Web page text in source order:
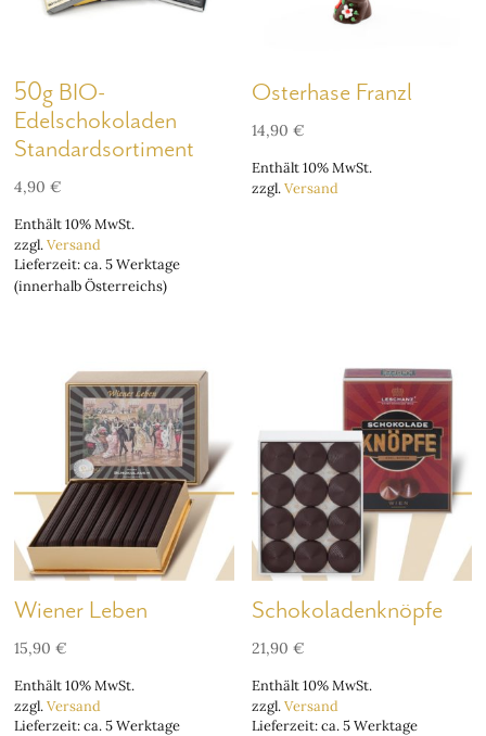
50g BIO-
Edelschokoladen
Standardsortiment
4,90€
Enthält 10% MwSt.
zzgl.Versand
Lieferzeit: ca. 5 Werktage
(innerhalb Österreichs)
Osterhase Franzl
14,90€
Enthält 10% MwSt.
zzgl.Versand
Wiener Leben
15,90€
Enthält 10% MwSt.
zzgl.Versand
Lieferzeit: ca. 5 Werktage
Schokoladenknöpfe
21,90€
Enthält 10% MwSt.
zzgl.Versand
Lieferzeit: ca. 5 Werktage